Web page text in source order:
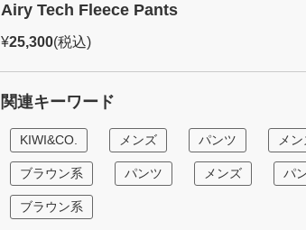
Airy Tech Fleece Pants
¥25,300(税込)
関連キーワード
KIWI&CO. メンズ パンツ メ
ブラウン系 パンツ メンズ パ
ブラウン系